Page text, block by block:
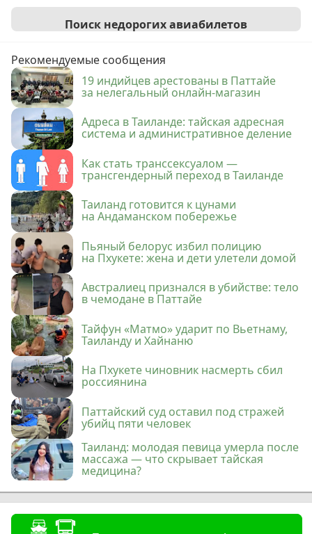
Поиск недорогих авиабилетов
Рекомендуемые сообщения
19 индийцев арестованы в Паттайе
за нелегальный онлайн-магазин
Адреса в Таиланде: тайская адресная
система и административное деление
Как стать транссексуалом —
трансгендерный переход в Таиланде
Таиланд готовится к цунами
на Андаманском побережье
Пьяный белорус избил полицию
на Пхукете: жена и дети улетели домой
Австралиец признался в убийстве: тело
в чемодане в Паттайе
Тайфун «Матмо» ударит по Вьетнаму,
Таиланду и Хайнаню
На Пхукете чиновник насмерть сбил
россиянина
Паттайский суд оставил под стражей
убийц пяти человек
Таиланд: молодая певица умерла после
массажа — что скрывает тайская
медицина?